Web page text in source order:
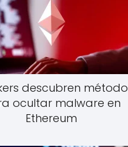
descubren método
ocultar malware en
Ethereum